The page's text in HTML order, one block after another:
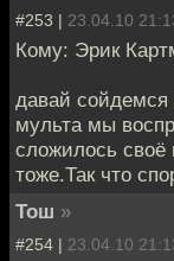
#253 | 23.04.10
Кому: Эрик
давай
мульта мы
сложилось
тоже.Так что
Тош »
#254 | 23.04.10